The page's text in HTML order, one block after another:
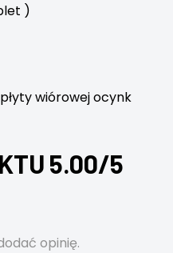
)
wiórowej ocynk
5.00/5
opinię.